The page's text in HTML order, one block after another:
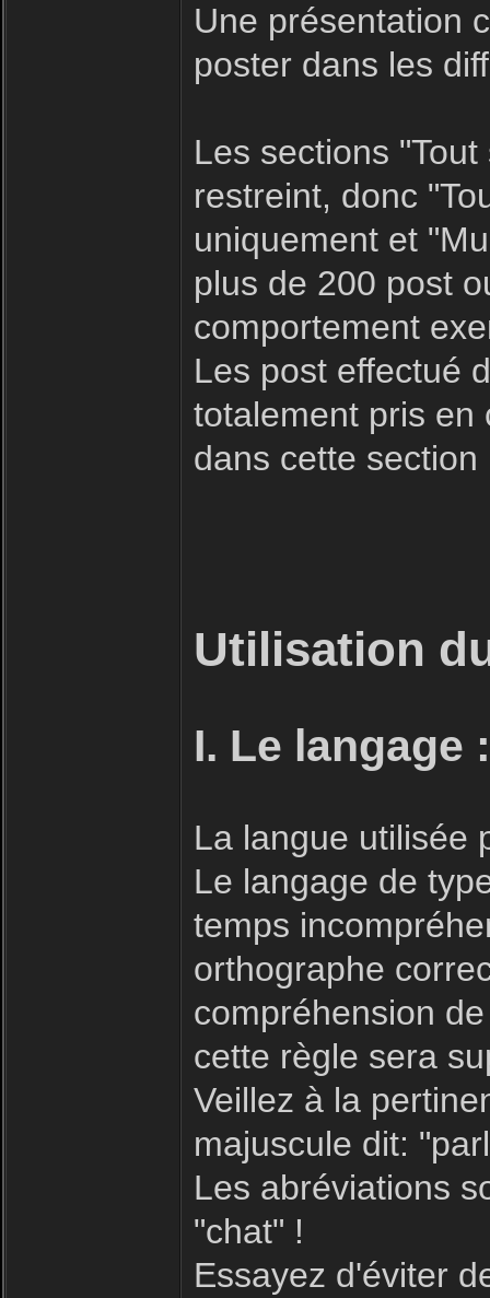
Une présentation
poster dans les
Les sections
restreint, donc
uniquement et
plus de 200 post
comportement
Les post effectué
totalement pris en
dans cette
Utilisation
I. Le langage :
La langue utilisée
Le langage de
temps
orthographe
compréhension
cette règle sera
Veillez à la
majuscule dit:
Les abréviations
"chat" !
Essayez d'éviter